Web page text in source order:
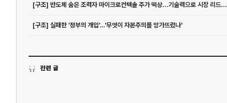
[구조] 반도체 숨은 조력자 마이크로컨텍솔 주가 떡상...기술력으로 시장 리드...
[구조] 실패한 '정부의 개입'…'무엇이 자본주의를 망가뜨렸나'
관련 글